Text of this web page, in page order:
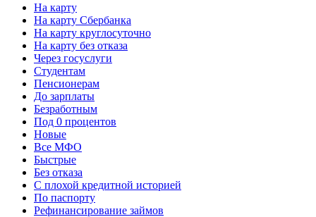
На карту
На карту Сбербанка
На карту круглосуточно
На карту без отказа
Через госуслуги
Студентам
Пенсионерам
До зарплаты
Безработным
Под 0 процентов
Новые
Все МФО
Быстрые
Без отказа
С плохой кредитной историей
По паспорту
Рефинансирование займов